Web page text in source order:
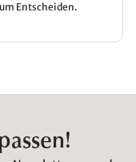
Entscheiden.